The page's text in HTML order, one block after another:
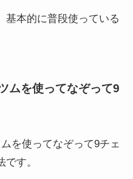
基本的に普段使っている
ムを使ってなぞって9
を使ってなぞって9チェ
す。